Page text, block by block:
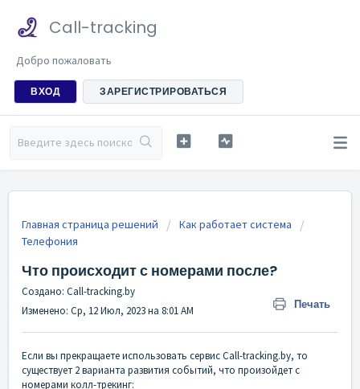
Call-tracking
Добро пожаловать
ВХОД ЗАРЕГИСТРИРОВАТЬСЯ
Главная страница решений
Как работает система
Телефония
Что происходит с номерами после?
Печать
Создано: Call-tracking.by
Изменено: Ср, 12 Июл, 2023 на 8:01 AM
Если вы прекращаете использовать сервис Call-tracking.by, то
существует 2 варианта развития событий, что произойдет с
номерами колл-трекинг: